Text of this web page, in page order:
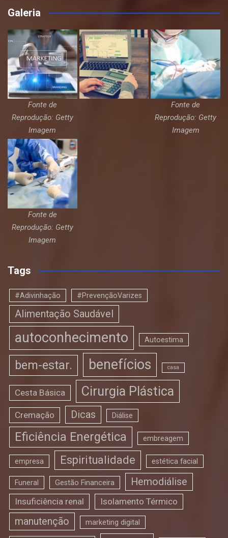
Galeria
Fonte de
Reprodução: Getty
Imagem
Fonte de
Reprodução: Getty
Imagem
Fonte de
Reprodução: Getty
Imagem
Tags
#Adivinhação #PrevençãoVarizes
Alimentação Saudável
autoconhecimento Autoestima
bem-estar. benefícios casa
Cesta Básica Cirurgia Plástica
Cremação Dicas Diálise
Eficiência Energética embreagem
empresa Espiritualidade estética facial
Funeral Gestão Financeira Hemodiálise
Insuficiência renal Isolamento Térmico
manutenção marketing digital